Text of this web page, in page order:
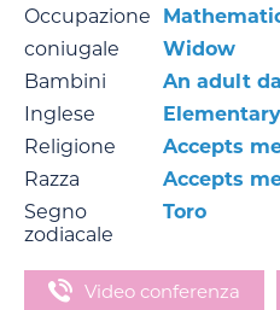
Occupazione
coniugale
Widow
Bambini
An adult
Inglese
Elementary
Religione
Accepts
Razza
Accepts
Segno
zodiacale
Toro
Video conferenza